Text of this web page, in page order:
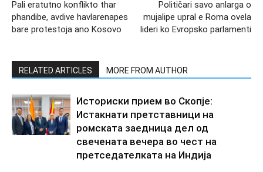
Pali eratutno konflikto thar
phandibe, avdive havlarenapes
bare protestoja ano Kosovo
Političari savo anlarga o
mujalipe upral e Roma ovela
lideri ko Evropsko parlamenti
RELATED ARTICLES MORE FROM AUTHOR
Историски прием во Скопје:
Истакнати претставници на
ромската заедница дел од
свечената вечера во чест на
претседателката на Индија